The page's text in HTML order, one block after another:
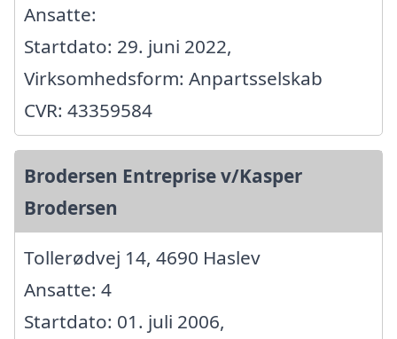
Ansatte:
Startdato: 29. juni 2022,
Virksomhedsform: Anpartsselskab
CVR: 43359584
Brodersen Entreprise v/Kasper
Brodersen
Tollerødvej 14, 4690 Haslev
Ansatte: 4
Startdato: 01. juli 2006,